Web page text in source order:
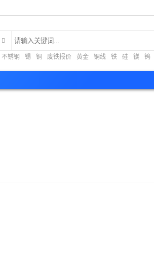
不锈钢 锡 铜 废铁报价 黄金 铜线 铁 硅 镁 钨